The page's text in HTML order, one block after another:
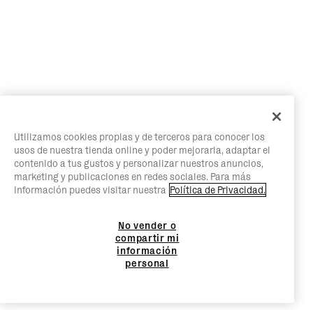
Utilizamos cookies propias y de terceros para conocer los
usos de nuestra tienda online y poder mejorarla, adaptar el
contenido a tus gustos y personalizar nuestros anuncios,
marketing y publicaciones en redes sociales. Para más
información puedes visitar nuestra Política de Privacidad.
No vender o
compartir mi
información
personal